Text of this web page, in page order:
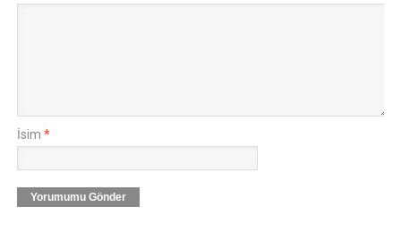
İsim *
Yorumumu Gönder